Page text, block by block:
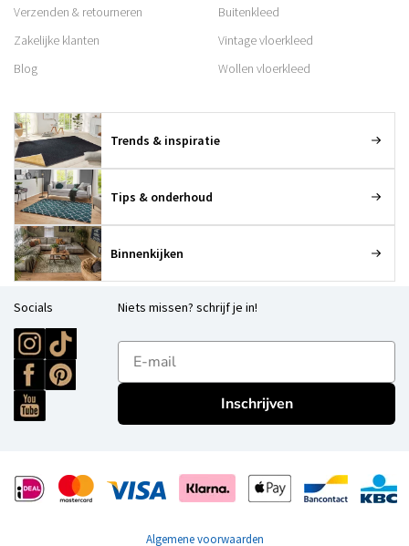
Verzenden & retourneren
Zakelijke klanten
Blog
Buitenkleed
Vintage vloerkleed
Wollen vloerkleed
Trends & inspiratie
Tips & onderhoud
Binnenkijken
Socials Niets missen? schrijf je in!
E-mailadres
Inschrijven
Algemene voorwaarden